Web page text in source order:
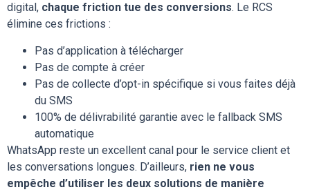
digital, chaque friction tue des conversions. Le RCS
élimine ces frictions :
Pas d’application à télécharger
Pas de compte à créer
Pas de collecte d’opt-in spécifique si vous faites déjà
du SMS
100% de délivrabilité garantie avec le fallback SMS
automatique
WhatsApp reste un excellent canal pour le service client et
les conversations longues. D’ailleurs, rien ne vous
empêche d’utiliser les deux solutions de manière